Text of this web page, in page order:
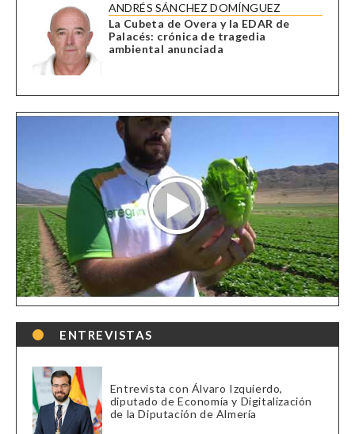
ANDRÉS SÁNCHEZ DOMÍNGUEZ
La Cubeta de Overa y la EDAR de
Palacés: crónica de tragedia
ambiental anunciada
ENTREVISTAS
Entrevista con Álvaro Izquierdo,
diputado de Economía y Digitalización
de la Diputación de Almería